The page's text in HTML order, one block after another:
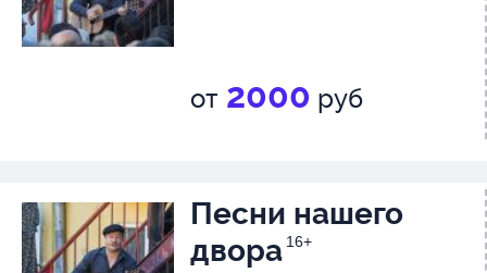
от 2000 руб
Песни нашего
двора 16+